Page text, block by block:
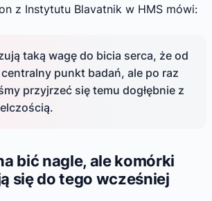
z Instytutu Blavatnik w HMS mówi:
taką wagę do bicia serca, że od
punkt badań, ale po raz
przyjrzeć się temu dogłębnie z
bić nagle, ale komórki
się do tego wcześniej